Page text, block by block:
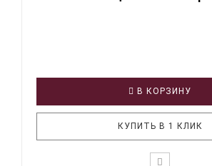
В КОРЗИНУ
КУПИТЬ В 1 КЛИК